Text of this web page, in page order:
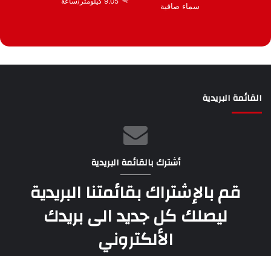
سماء صافية
القائمة البريدية
أشترك بالقائمة البريدية
قم بالإشتراك بقائمتنا البريدية
ليصلك كل جديد الى بريدك
الألكتروني